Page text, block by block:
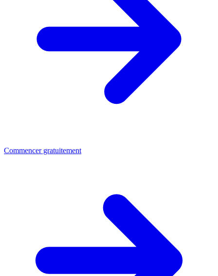
Commencer gratuitement